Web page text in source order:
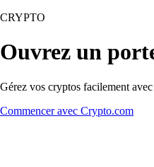
CRYPTO
Ouvrez un
Gérez vos cryptos facilement
Commencer avec Crypto.com